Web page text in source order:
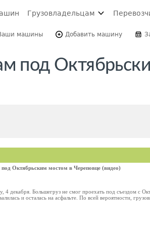
Грузовладельцам
машины Добавить машину
под
Октябрьским мостом в Череповце (видео)
4 декабря. Большегруз не смог проехать под съездом с
и осталась на асфальте. По всей вероятности,